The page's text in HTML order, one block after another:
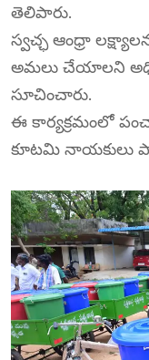
తెలిపారు.
స్వచ్ఛ ఆంధ్రా
అమలు చేయాలని
సూచించారు.
ఈ కార్యక్రమంలో
కూటమి నాయకులు